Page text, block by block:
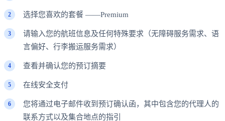
选择您喜欢的套餐 ——Premium
请输入您的航班信息及任何特殊要求（无障碍服务需求、语
言偏好、行李搬运服务需求）
查看并确认您的预订摘要
在线安全支付
您将通过电子邮件收到预订确认函，其中包含您的代理人的
联系方式以及集合地点的指引